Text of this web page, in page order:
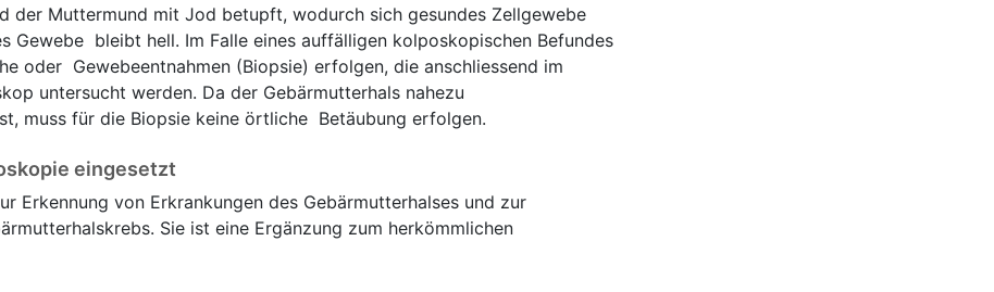
der Muttermund mit Jod betupft, wodurch sich gesundes Zellgewebe
Gewebe bleibt hell. Im Falle eines auffälligen kolposkopischen Befundes
oder Gewebeentnahmen (Biopsie) erfolgen, die anschliessend im
untersucht werden. Da der Gebärmutterhals nahezu
muss für die Biopsie keine örtliche Betäubung erfolgen.
eingesetzt
Erkennung von Erkrankungen des Gebärmutterhalses und zur
Sie ist eine Ergänzung zum herkömmlichen